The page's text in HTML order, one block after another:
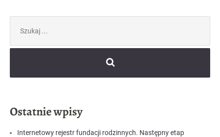
Ostatnie wpisy
Internetowy rejestr fundacji rodzinnych. Następny etap